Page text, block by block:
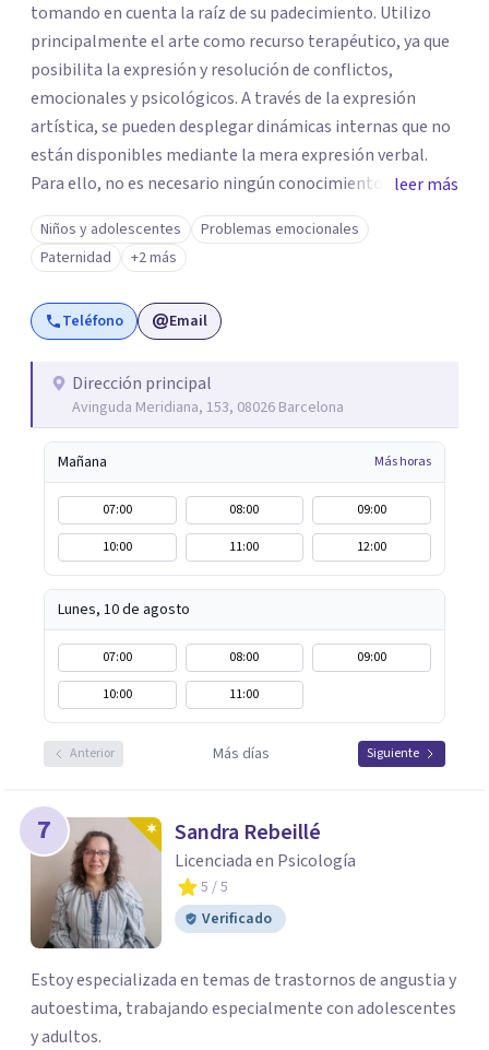
tomando en cuenta la raíz de su padecimiento. Utilizo
principalmente el arte como recurso terapéutico, ya que
posibilita la expresión y resolución de conflictos,
emocionales y psicológicos. A través de la expresión
artística, se pueden desplegar dinámicas internas que no
están disponibles mediante la mera expresión verbal.
Para ello, no es necesario ningún conocimiento ni
capacidad artística previa, ya que la riqueza está en el
proceso creativo, y no en el resultado estético. A través
del proceso creativo, y de la posterior elaboración de lo
que vaya surgiendo, acompaño al paciente a encontrar el
significado de sus vivencias y/o problemáticas que le
intenta promover un nuevo sentido a la experiencia con
uno mismo/a y con el mundo externo, buscando un mayor
bienestar.
leer más
Niños y adolescentes
Problemas emocionales
Paternidad
+2 más
Teléfono Email
Dirección principal
Avinguda Meridiana, 153, 08026 Barcelona
Mañana Más horas
07:00 08:00
09:00
10:00
11:00 12:00
Lunes, 10 de agosto
07:00 08:00
09:00
10:00
11:00
Anterior Más días Siguiente
7 Sandra Rebeillé
Licenciada en Psicología
5 / 5
Verificado
Estoy especializada en temas de trastornos de angustia y
autoestima, trabajando especialmente con adolescentes
y adultos.